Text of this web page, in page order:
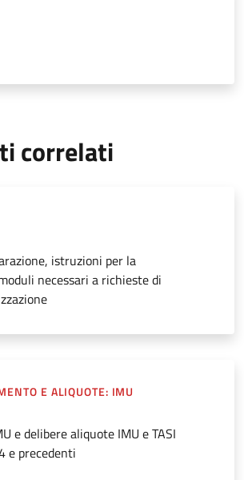
correlati
istruzioni per la
necessari a richieste di
E ALIQUOTE: IMU
e delibere aliquote IMU e TASI
e precedenti